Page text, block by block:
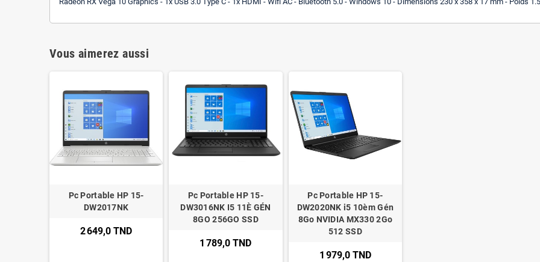
Vous aimerez aussi
Pc Portable HP 15-
DW2017NK
2 649,0 TND
Pc Portable HP 15-
DW3016NK I5 11È GÉN
8GO 256GO SSD
1 789,0 TND
Pc Portable HP 15-
DW2020NK i5 10èm Gén
8Go NVIDIA MX330 2Go
512 SSD
1 979,0 TND